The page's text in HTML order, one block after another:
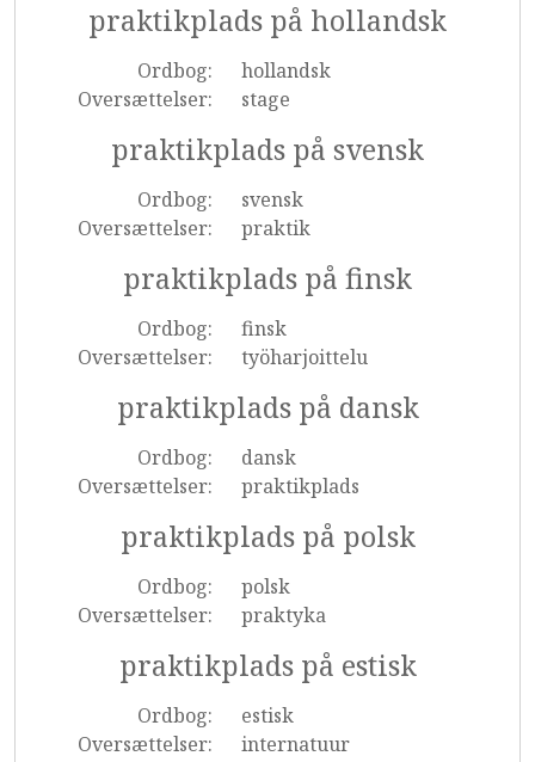
praktikplads på hollandsk
Ordbog:
hollandsk
Oversættelser:
stage
praktikplads på svensk
Ordbog:
svensk
Oversættelser:
praktik
praktikplads på finsk
Ordbog:
finsk
Oversættelser:
työharjoittelu
praktikplads på dansk
Ordbog:
dansk
Oversættelser:
praktikplads
praktikplads på polsk
Ordbog:
polsk
Oversættelser:
praktyka
praktikplads på estisk
Ordbog:
estisk
Oversættelser:
internatuur